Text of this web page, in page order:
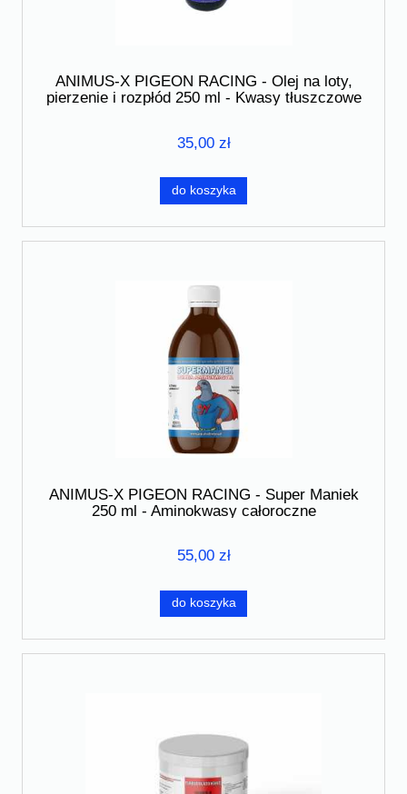
ANIMUS-X PIGEON RACING - Olej na loty,
pierzenie i rozpłód 250 ml - Kwasy tłuszczowe
35,00 zł
do koszyka
ANIMUS-X PIGEON RACING - Super Maniek
250 ml - Aminokwasy całoroczne
55,00 zł
do koszyka